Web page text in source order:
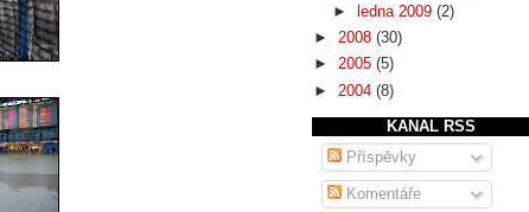
►
ledna 2009 (2)
► 2008 (30)
► 2005 (5)
► 2004 (8)
KANAL RSS
Příspěvky
Komentáře